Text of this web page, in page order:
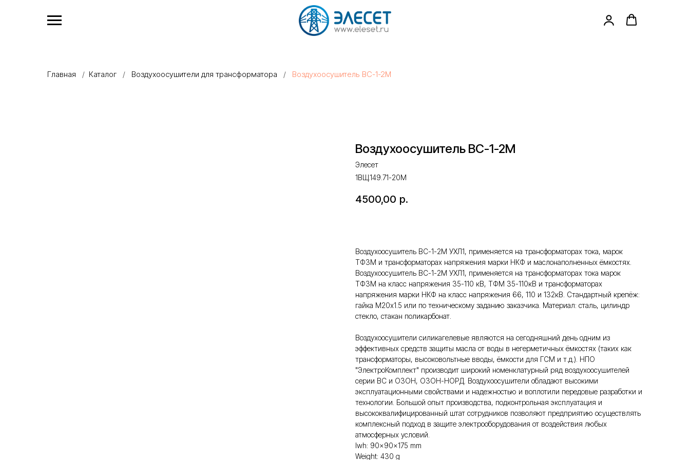
Главная / Каталог / Воздухоосушители для трансформатора / Воздухоосушитель ВС-1-2М
Воздухоосушитель ВС-1-2М
Элесет
1ВЩ.149.71-20М
4500,00 р.
Воздухоосушитель ВС-1-2М УХЛ1, применяется на трансформаторах тока, марок
ТФЗМ и трансформаторах напряжения марки НКФ и маслонаполненных ёмкостях.
Воздухоосушитель ВС-1-2М УХЛ1, применяется на трансформаторах тока марок
ТФЗМ на класс напряжения 35-110 кВ, ТФМ 35-110кВ и трансформаторах
напряжения марки НКФ на класс напряжения 66, 110 и 132кВ. Стандартный крепёж:
гайка М20х1.5 или по техническому заданию заказчика. Материал: сталь, цилиндр
стекло, стакан поликарбонат.
Воздухоосушители силикагелевые являются на сегодняшний день одним из
эффективных средств защиты масла от воды в негерметичных ёмкостях (таких как
трансформаторы, высоковольтные вводы, ёмкости для ГСМ и т.д.). НПО
"ЭлектроКомплект" производит широкий номенклатурный ряд воздухоосушителей
серии ВС и ОЗОН, ОЗОН-НОРД. Воздухоосушители обладают высокими
эксплуатационными свойствами и надежностью и воплотили передовые разработки и
технологии. Большой опыт производства, подконтрольная эксплуатация и
высококвалифицированный штат сотрудников позволяют предприятию осуществлять
комплексный подход в защите электрооборудования от воздействия любых
атмосферных условий.
lwh: 90x90x175 mm
Weight: 430 g